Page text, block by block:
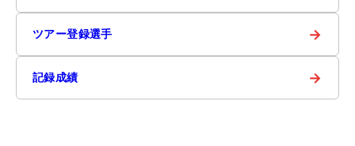
ツアー登録選手 →
記録成績 →